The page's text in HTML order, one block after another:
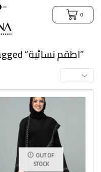
0
Products tagged “اطقم نسائية”
OUT OF
STOCK